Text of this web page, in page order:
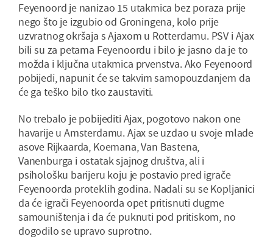
Feyenoord je nanizao 15 utakmica bez poraza prije
nego što je izgubio od Groningena, kolo prije
uzvratnog okršaja s Ajaxom u Rotterdamu. PSV i Ajax
bili su za petama Feyenoordu i bilo je jasno da je to
možda i ključna utakmica prvenstva. Ako Feyenoord
pobijedi, napunit će se takvim samopouzdanjem da
će ga teško bilo tko zaustaviti.
No trebalo je pobijediti Ajax, pogotovo nakon one
havarije u Amsterdamu. Ajax se uzdao u svoje mlade
asove Rijkaarda, Koemana, Van Bastena,
Vanenburga i ostatak sjajnog društva, ali i
psihološku barijeru koju je postavio pred igrače
Feyenoorda proteklih godina. Nadali su se Kopljanici
da će igrači Feyenoorda opet pritisnuti dugme
samouništenja i da će puknuti pod pritiskom, no
dogodilo se upravo suprotno.